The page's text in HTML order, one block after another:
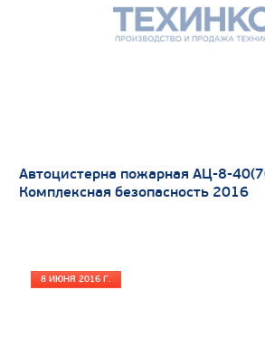
Грузоподъемность, кг
Вместимость кузова, м3
Автоцистерна пожарная АЦ-8-
Комплексная безопасность 2016
8 ИЮНЯ 2016 Г.